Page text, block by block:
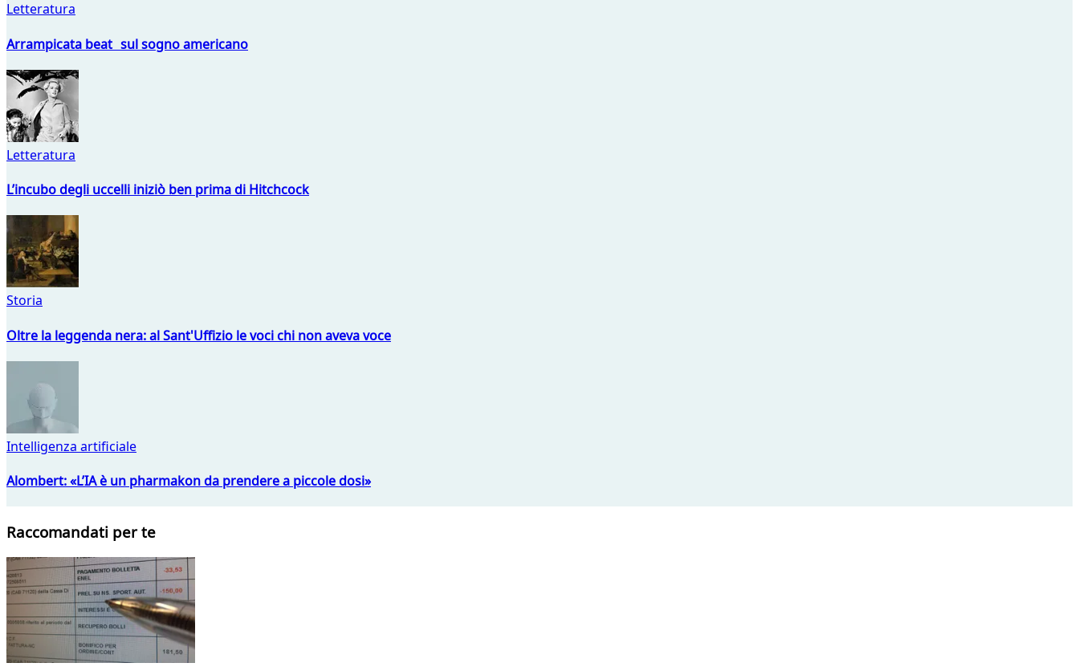
Letteratura
Arrampicata beat sul sogno americano
Letteratura
L’incubo degli uccelli iniziò ben prima di Hitchcock
Storia
Oltre la leggenda nera: al Sant'Uffizio le voci chi non aveva voce
Intelligenza artificiale
Alombert: «L’IA è un pharmakon da prendere a piccole dosi»
Raccomandati per te